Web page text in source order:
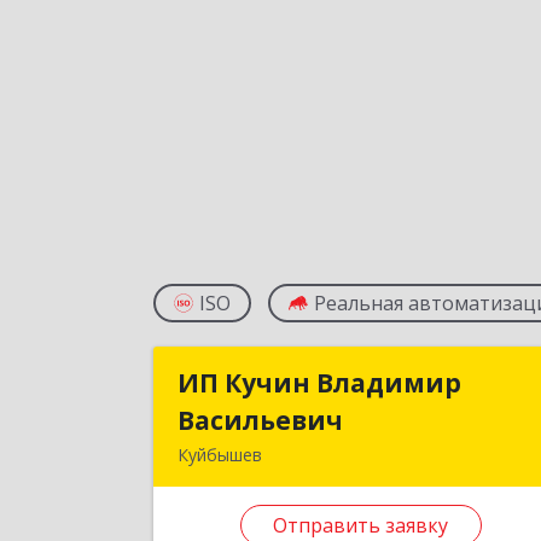
ISO Реальная
ИП Кучин Владимир
Васильевич
Куйбышев
Отправить заявку
ИП Кучин Владимир
Куйбышев г, Тургенева ул, дом № 4